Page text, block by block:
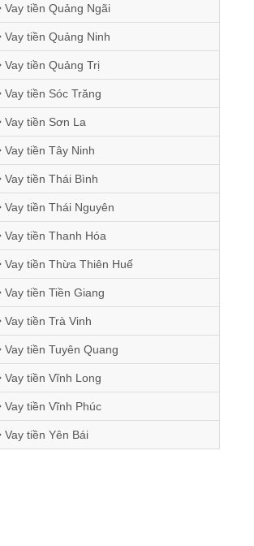
Vay tiền Quảng Ngãi
Vay tiền Quảng Ninh
Vay tiền Quảng Trị
Vay tiền Sóc Trăng
Vay tiền Sơn La
Vay tiền Tây Ninh
Vay tiền Thái Bình
Vay tiền Thái Nguyên
Vay tiền Thanh Hóa
Vay tiền Thừa Thiên Huế
Vay tiền Tiền Giang
Vay tiền Trà Vinh
Vay tiền Tuyên Quang
Vay tiền Vĩnh Long
Vay tiền Vĩnh Phúc
Vay tiền Yên Bái